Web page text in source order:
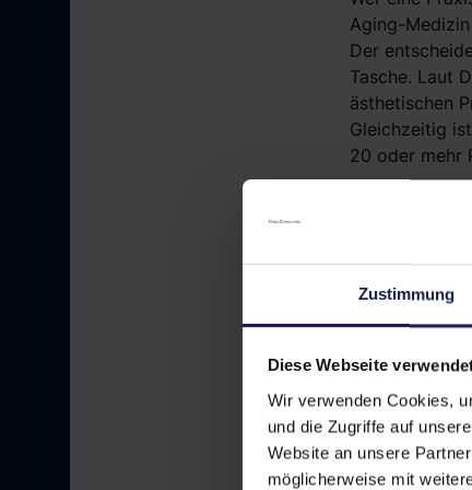
Zustimmung
Diese Webseite
Wir verwenden Cookies,
und die Zugriffe auf
Website an unsere
möglicherweise mit
Aging-
Der
Tasche. Laut
ästhetischen
Gleichzeitig
20 oder mehr
Die
1.